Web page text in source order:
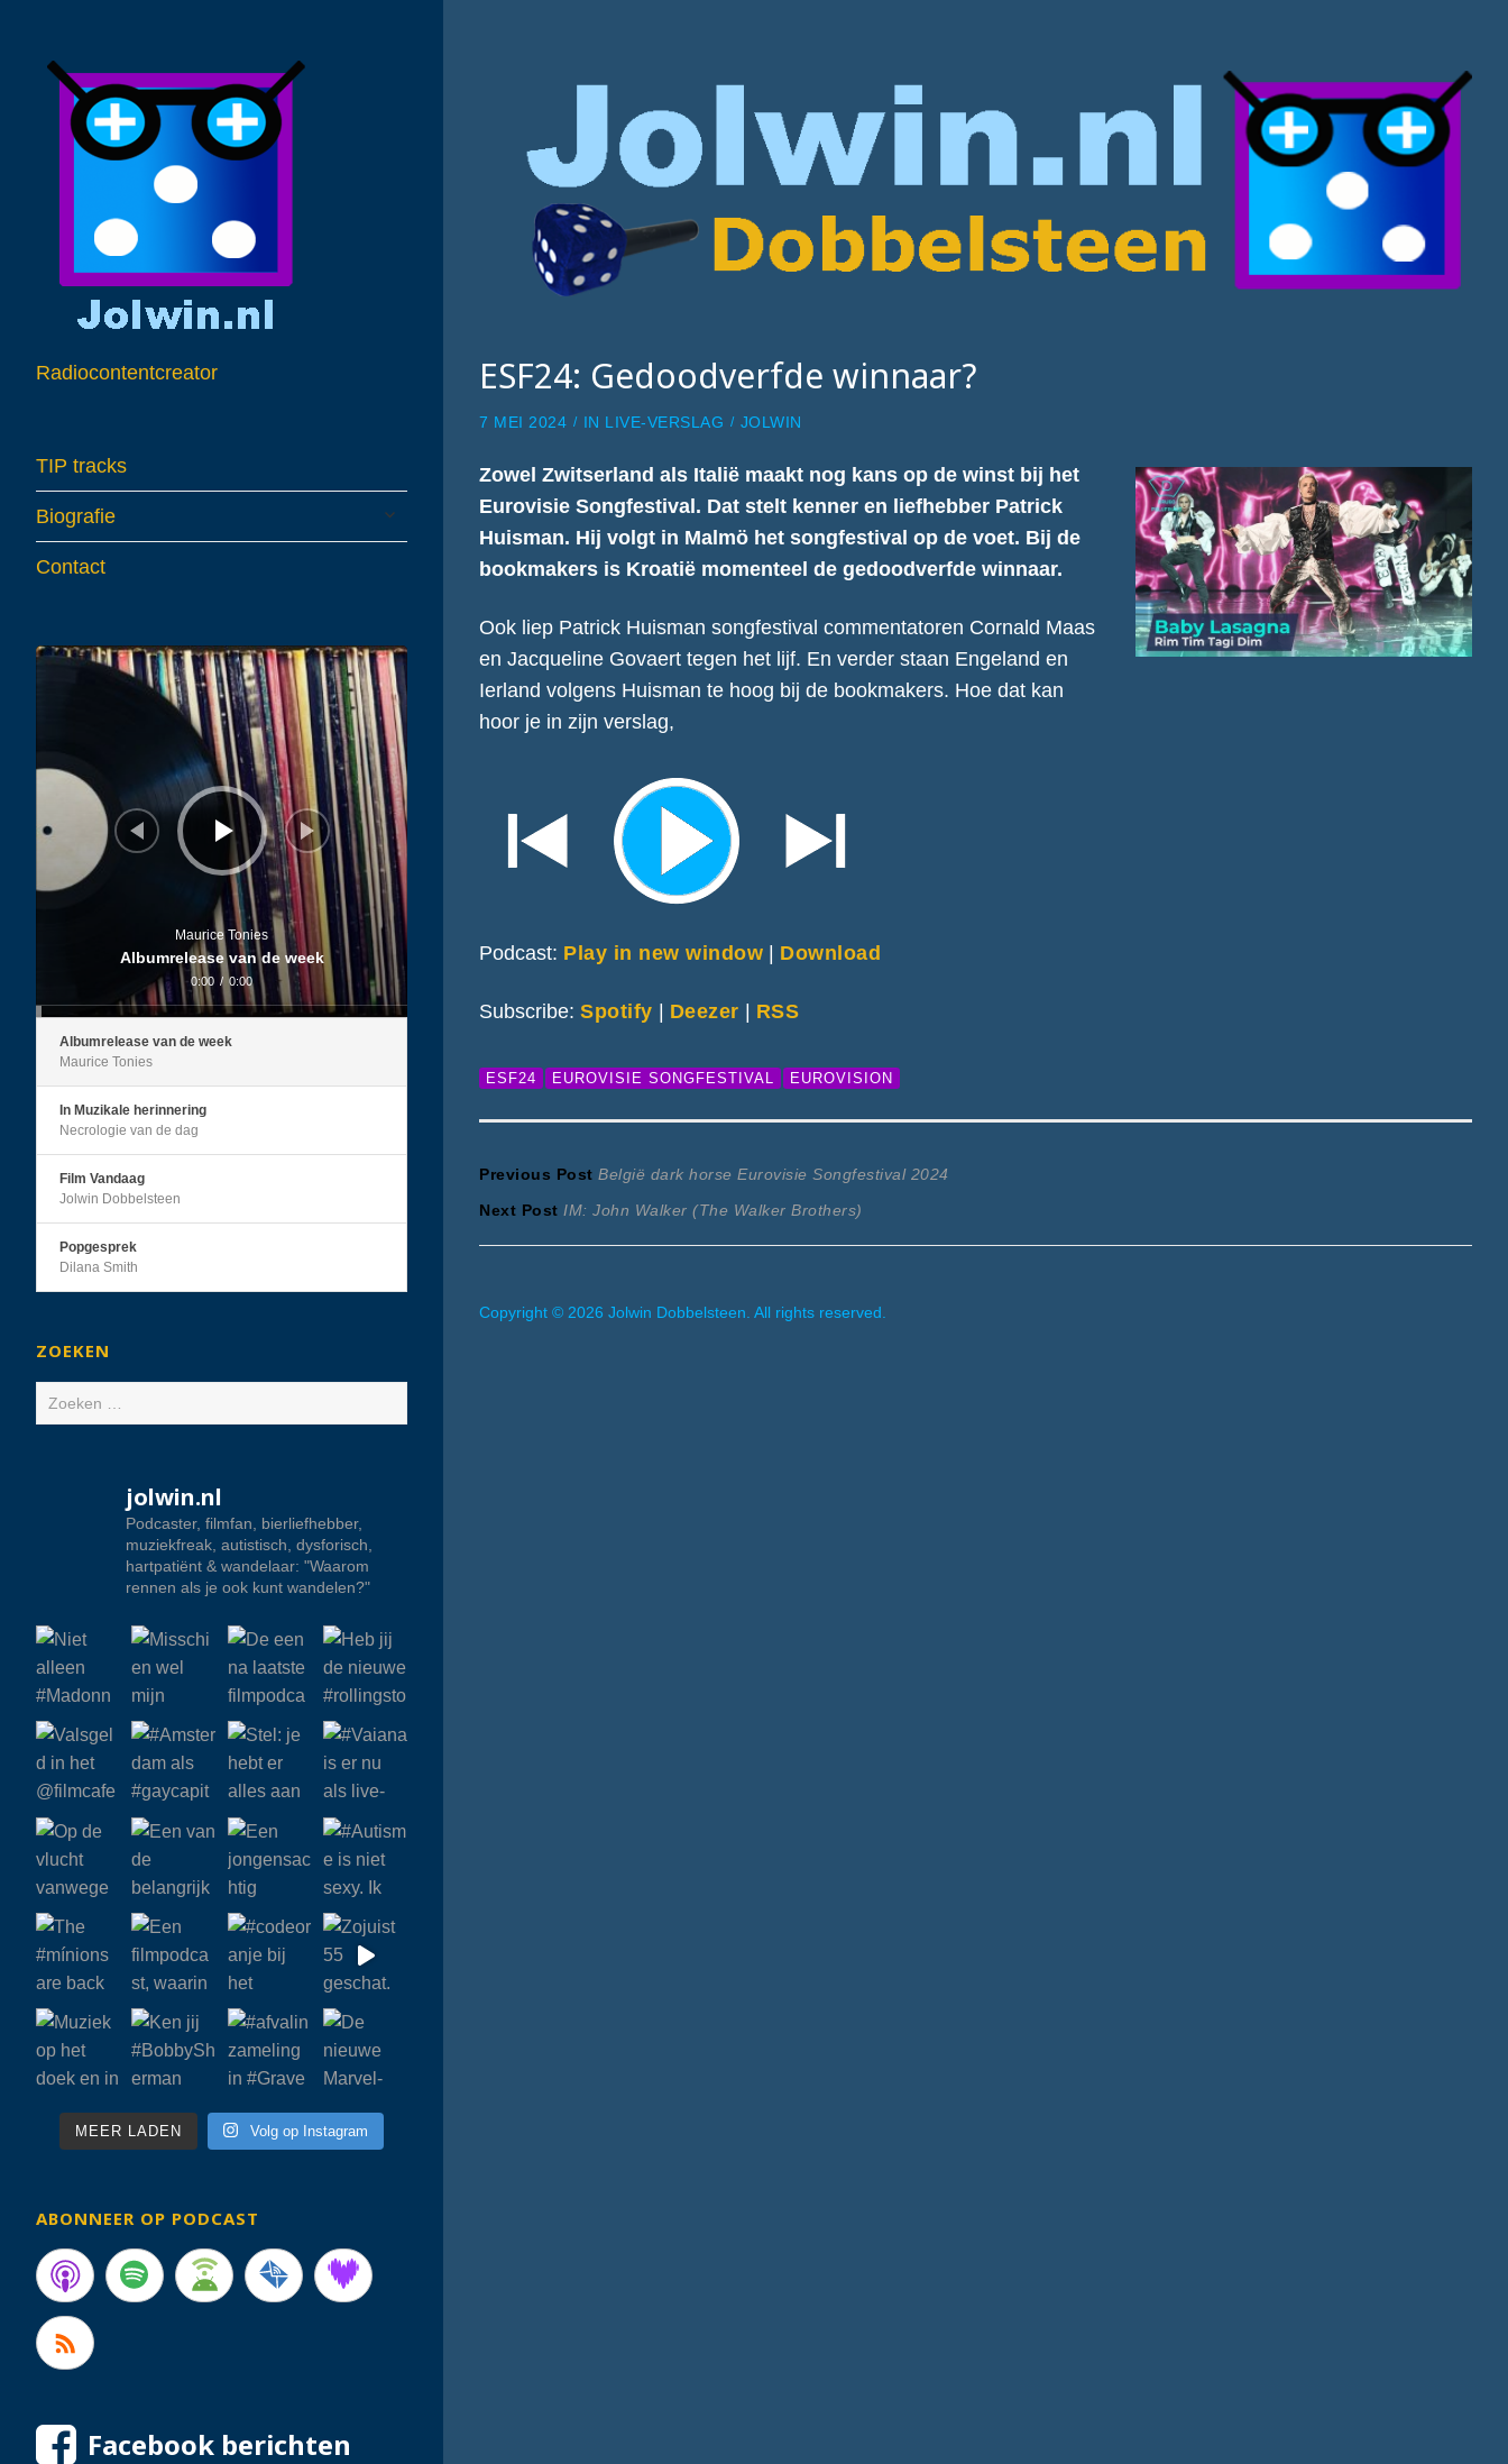
Radiocontentcreator
TIP tracks
Biografie
child
menu
Contact
Audiospeler
Maurice Tonies
Albumrelease van de week
0:00 / 0:00
Albumrelease van de week
Maurice Tonies
In Muzikale herinnering
Necrologie van de dag
Film Vandaag
Jolwin Dobbelsteen
Popgesprek
Dilana Smith
ZOEKEN
Zoeken
naar:
jolwin.nl
Podcaster, filmfan, bierliefhebber,
muziekfreak, autistisch, dysforisch,
hartpatiënt & wandelaar: "Waarom
rennen als je ook kunt wandelen?"
MEER LADEN Volg op Instagram
ABONNEER OP PODCAST
Facebook berichten
ESF24: Gedoodverfde winnaar?
7 MEI 2024 IN LIVE-VERSLAG JOLWIN
Zowel Zwitserland als Italië maakt nog kans op de winst bij het
Eurovisie Songfestival. Dat stelt kenner en liefhebber Patrick
Huisman. Hij volgt in Malmö het songfestival op de voet. Bij de
bookmakers is Kroatië momenteel de gedoodverfde winnaar.
Ook liep Patrick Huisman songfestival commentatoren Cornald Maas
en Jacqueline Govaert tegen het lijf. En verder staan Engeland en
Ierland volgens Huisman te hoog bij de bookmakers. Hoe dat kan
hoor je in zijn verslag,
Podcast: Play in new window | Download
Subscribe:Spotify | Deezer | RSS
ESF24 EUROVISIE SONGFESTIVAL EUROVISION
Bericht
navigatie
Previous Post Previous
post:
België dark horse Eurovisie Songfestival 2024
Next Post Next
post:
IM: John Walker (The Walker Brothers)
Copyright © 2026 Jolwin Dobbelsteen. All rights reserved.